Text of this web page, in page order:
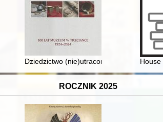
w realizacji zadań stanu wojennego w PRL
źródła do badań nad krzyżami i
Dziedzictwo (nie)utracone : 100 lat
ROCZNIK 2025